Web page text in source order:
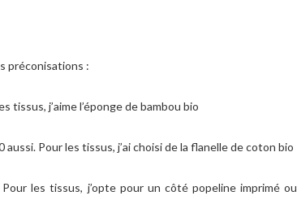
préconisations :
tissus, j’aime l’éponge de bambou bio
Pour les tissus, j’ai choisi de la flanelle de coton bio
les tissus, j’opte pour un côté popeline imprimé